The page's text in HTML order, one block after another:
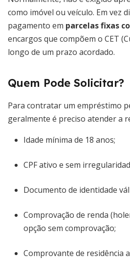
como imóvel ou veículo. Em vez
pagamento em parcelas fixas
encargos que compõem o CET
longo de um prazo acordado.
Quem Pode Solicitar?
Para contratar um empréstimo
geralmente é preciso atender a
Idade mínima de 18 anos;
CPF ativo e sem
Documento de identidade
Comprovação de renda
opção sem comprovação;
Comprovante de residência